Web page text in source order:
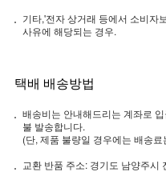
기타,'전자 상거래 등에서 소비자
사유에 해당되는 경우.
택배 배송방법
배송비는 안내해드리는 계좌로
불 발송합니다.
(단, 제품 불량일 경우에는 배송
교환 반품 주소: 경기도 남양주시